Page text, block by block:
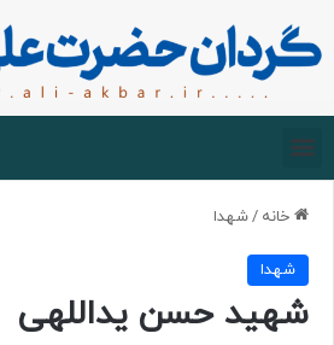
خانه /شهدا
شهدا
شهید حسن یداللهی